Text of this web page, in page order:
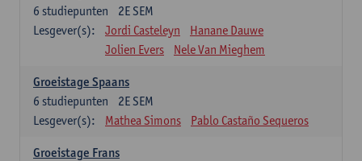
2E SEM
6 studiepunten
Lesgever(s):
Jordi Casteleyn
Hanane Dauwe
Jolien Evers
Nele Van Mieghem
Groeistage Spaans
2E SEM
6 studiepunten
Lesgever(s):
Mathea Simons Pablo Castaño Sequeros
Groeistage Frans